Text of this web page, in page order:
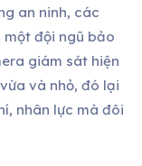
an ninh, các
đội ngũ bảo
giám sát hiện
và nhỏ, đó lại
nhân lực mà đôi